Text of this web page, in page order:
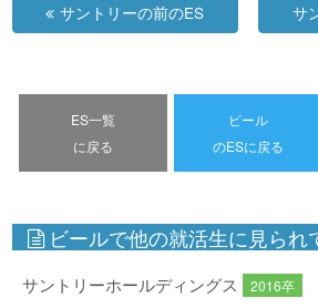
サントリーの前のES サ
ES一覧
に戻る
ビール
のESに戻る
ビールで他の就活生に見られ
サントリーホールディングス 2016卒